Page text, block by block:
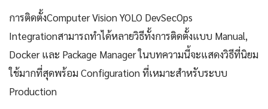
การติดตั้งComputer Vision YOLO DevSecOps
Integrationสามารถทำได้หลายวิธีทั้งการติดตั้งแบบ Manual,
Docker และ Package Manager ในบทความนี้จะแสดงวิธีที่นิยม
ใช้มากที่สุดพร้อม Configuration ที่เหมาะสำหรับระบบ
Production